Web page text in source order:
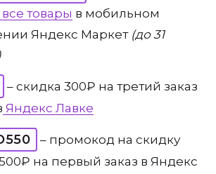
товары в мобильном
Яндекс Маркет (до 31
– скидка 300₽ на третий заказ
Яндекс Лавке
– промокод на скидку
на первый заказ в Яндекс